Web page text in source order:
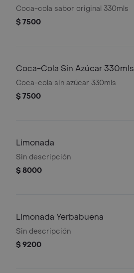
330mls
Coca-cola sabor original 330mls
$ 7500
Coca-Cola Sin Azúcar 330mls
Coca-cola sin azúcar 330mls
$ 7500
Limonada
Sin descripción
$ 8000
Limonada Yerbabuena
Sin descripción
$ 9200